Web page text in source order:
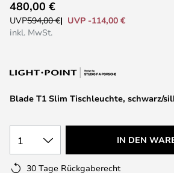
Anfang
der
Blade T1 Slim Tischleuchte, schwarz/
480,00 €
UVP594,00 €
UVP -114,00 €
inkl. MwSt.
1 IN DEN
30 Tage Rückgaberecht